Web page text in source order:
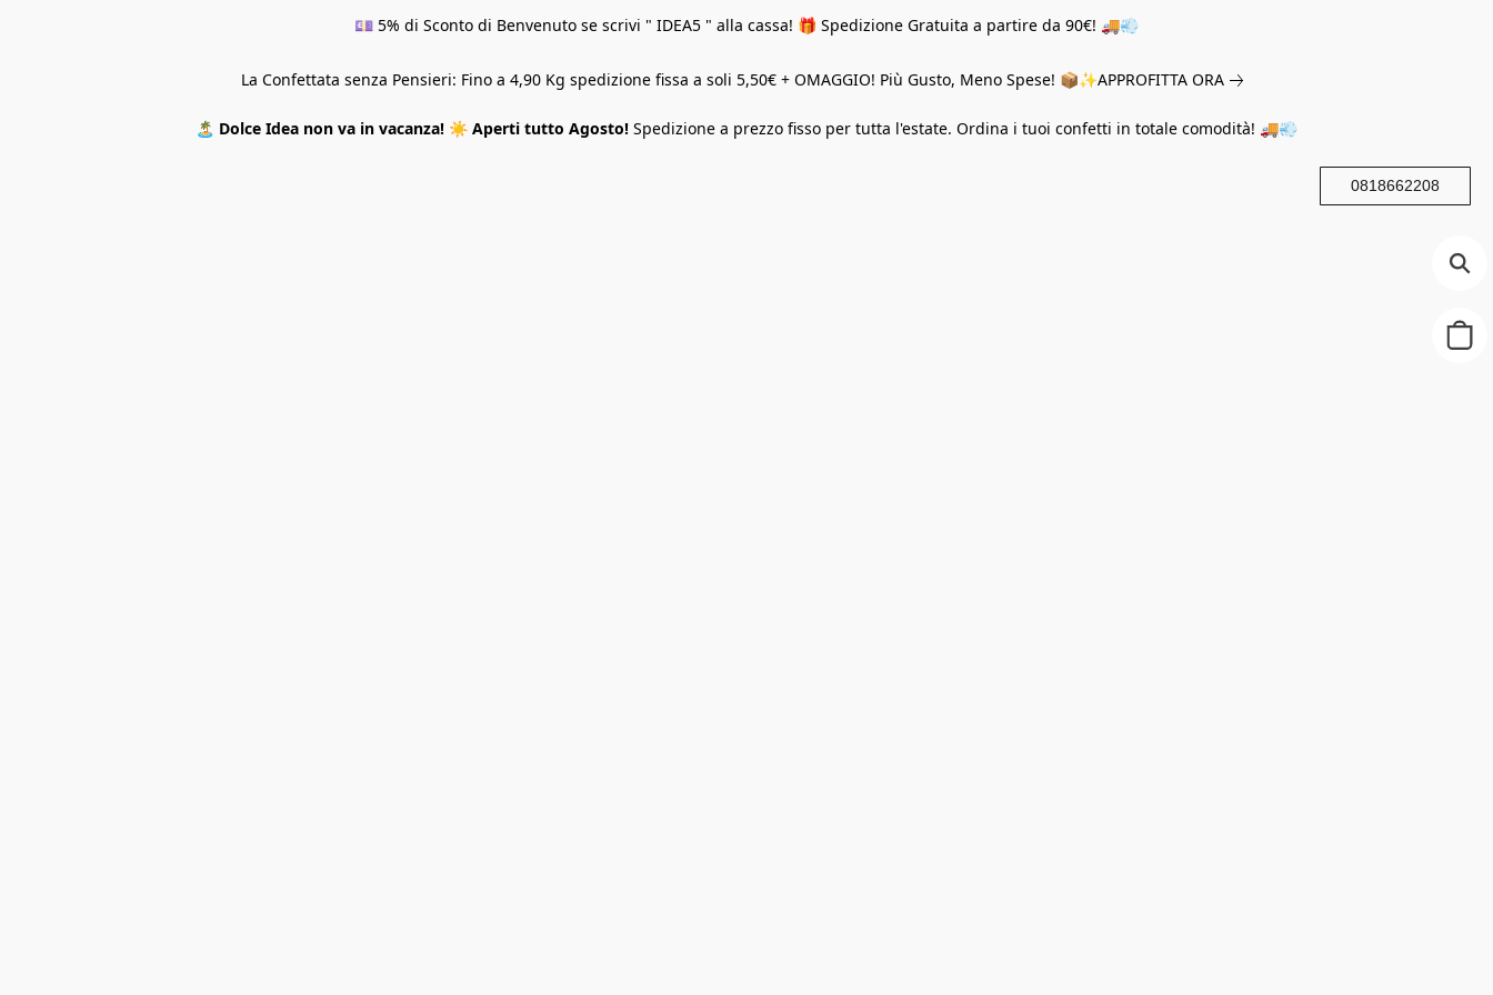
💷 5% di Sconto di Benvenuto se scrivi " IDEA5 " alla cassa! 🎁 Spedizione Gratuita a partire da 90€! 🚚💨
La Confettata senza Pensieri: Fino a 4,90 Kg spedizione fissa a soli 5,50€ + OMAGGIO! Più Gusto, Meno Spese! 📦✨APPROFITTA ORA
🏝️ Dolce Idea non va in vacanza! ☀️ Aperti tutto Agosto! Spedizione a prezzo fisso per tutta l'estate. Ordina i tuoi confetti in totale comodità! 🚚💨
0818662208